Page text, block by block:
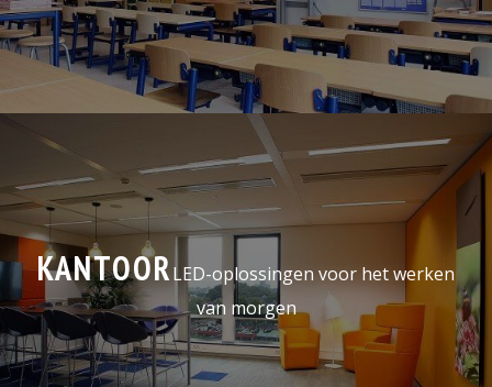
KANTOORLED-oplossingen voor het werken
van morgen